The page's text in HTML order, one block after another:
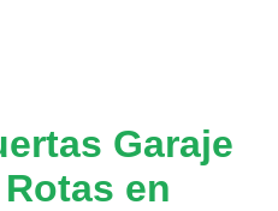
Garaje
en